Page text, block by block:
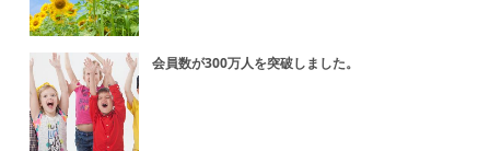
会員数が300万人を突破しました。